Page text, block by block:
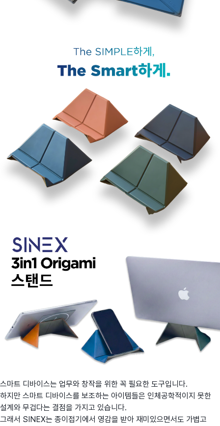
스마트 디바이스는 업무와 창작을 위한 꼭 필요한 도구입니다.
하지만 스마트 디바이스를 보조하는 아이템들은 인체공학적이지 못한
설계와 무겁다는 결점을 가지고 있습니다.
그래서 SINEX는 종이접기에서 영감을 받아 재미있으면서도 가볍고